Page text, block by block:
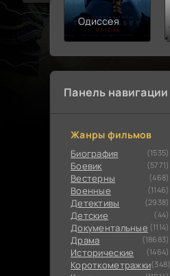
Одиссея
Панель навигации
Жанры фильмов
Биография (1535)
Боевик (5771)
Вестерны (468)
Военные (1146)
Детективы (2938)
Детские (44)
Документальные (1114)
Драма (18683)
Исторические (1464)
Короткометражки(348)